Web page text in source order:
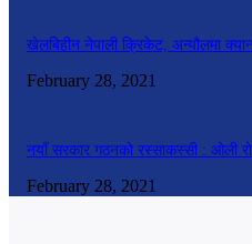
खेलबिहीन नेपाली क्रिकेट, अन्यौलमा
February 28, 2021
नयाँ सरकार गठनको रस्साकस्सी : ओली
February 28, 2021